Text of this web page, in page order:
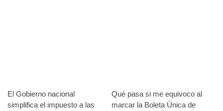
El Gobierno nacional
simplifica el impuesto a las
Qué pasa si me equivoco al
marcar la Boleta Única de